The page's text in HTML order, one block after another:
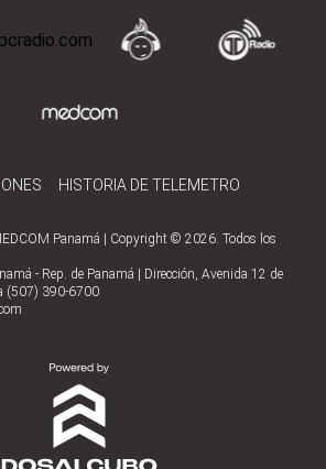
HISTORIA DE TELEMETRO
Panamá | Copyright © 2026. Todos los
- Rep. de Panamá | Dirección, Avenida 12 de
(507) 390-6700